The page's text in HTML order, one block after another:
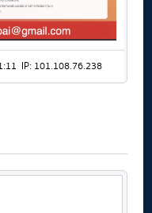
IP: 101.108.76.238